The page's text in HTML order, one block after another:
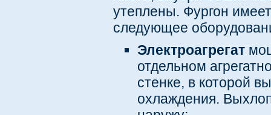
утеплены. Фургон
следующее
Электроагрегат
отдельном
стенке, в которой
охлаждения.